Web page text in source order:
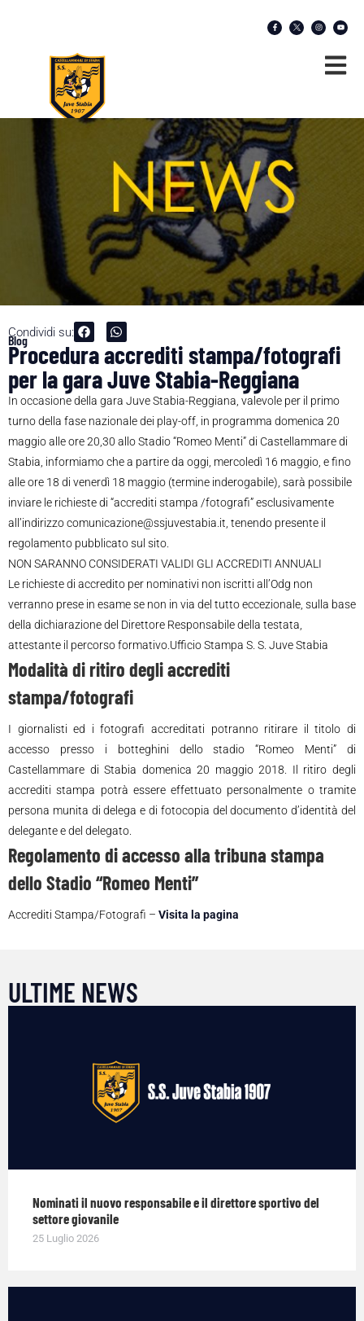
Condividi su:
Blog
Procedura accrediti stampa/fotografi
per la gara Juve Stabia-Reggiana
In occasione della gara Juve Stabia-Reggiana, valevole per il primo
turno della fase nazionale dei play-off, in programma domenica 20
maggio alle ore 20,30 allo Stadio “Romeo Menti” di Castellammare di
Stabia, informiamo che a partire da oggi, mercoledì 16 maggio, e fino
alle ore 18 di venerdì 18 maggio (termine inderogabile), sarà possibile
inviare le richieste di “accrediti stampa /fotografi” esclusivamente
all’indirizzo comunicazione@ssjuvestabia.it, tenendo presente il
regolamento pubblicato sul sito.
NON SARANNO CONSIDERATI VALIDI GLI ACCREDITI ANNUALI
Le richieste di accredito per nominativi non iscritti all’Odg non
verranno prese in esame se non in via del tutto eccezionale, sulla base
della dichiarazione del Direttore Responsabile della testata,
attestante il percorso formativo.Ufficio Stampa S. S. Juve Stabia
Modalità di ritiro degli accrediti
stampa/fotografi
I giornalisti ed i fotografi accreditati potranno ritirare il titolo di
accesso presso i botteghini dello stadio “Romeo Menti” di
Castellammare di Stabia domenica 20 maggio 2018. Il ritiro degli
accrediti stampa potrà essere effettuato personalmente o tramite
persona munita di delega e di fotocopia del documento d’identità del
delegante e del delegato.
Regolamento di accesso alla tribuna stampa
dello Stadio “Romeo Menti”
Accrediti Stampa/Fotografi – Visita la pagina
ULTIME NEWS
Nominati il nuovo responsabile e il direttore sportivo del
settore giovanile
25 Luglio 2026